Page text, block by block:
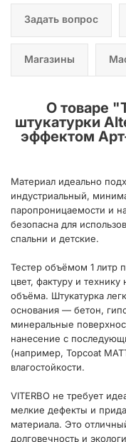
Задать вопрос
Магазины
О товаре "
штукатурки
эффектом
Материал идеально
индустриальный,
паропроницаемости и
безопасна для
спальни и детские.
Тестер объёмом 1 литр
цвет, фактуру и
объёма. Штукатурка
основания — бетон,
минеральные
нанесение с
(например, Topcoat
влагостойкости.
VITERBO не требует
мелкие дефекты и
материала. Это
долговечность и